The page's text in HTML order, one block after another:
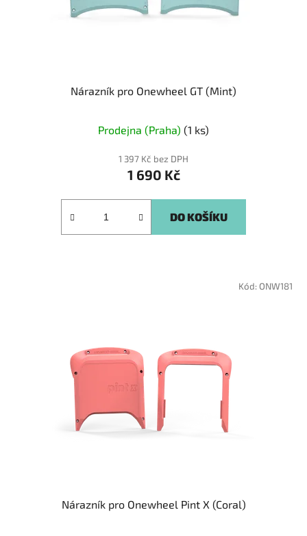
Nárazník pro Onewheel GT (Mint)
Prodejna (Praha) (1 ks)
1 397 Kč bez DPH
1 690 Kč
DO KOŠÍKU
Nárazník pro Onewheel Pint X (Coral)
Kód: ONW181